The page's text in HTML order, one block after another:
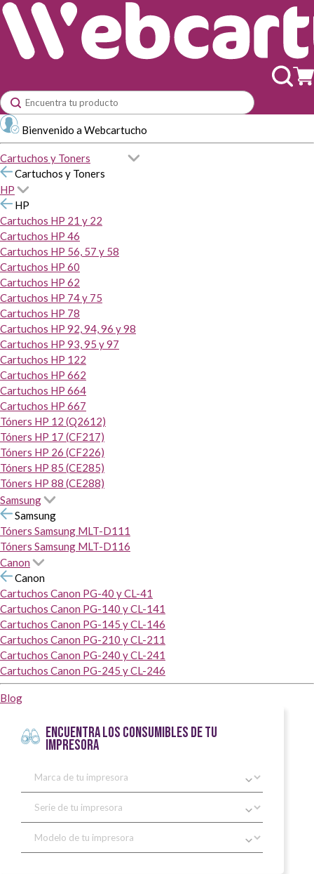
Bienvenido a Webcartucho
Cartuchos y Toners
Cartuchos y Toners
HP
HP
Cartuchos HP 21 y 22
Cartuchos HP 46
Cartuchos HP 56, 57 y 58
Cartuchos HP 60
Cartuchos HP 62
Cartuchos HP 74 y 75
Cartuchos HP 78
Cartuchos HP 92, 94, 96 y 98
Cartuchos HP 93, 95 y 97
Cartuchos HP 122
Cartuchos HP 662
Cartuchos HP 664
Cartuchos HP 667
Tóners HP 12 (Q2612)
Tóners HP 17 (CF217)
Tóners HP 26 (CF226)
Tóners HP 85 (CE285)
Tóners HP 88 (CE288)
Samsung
Samsung
Tóners Samsung MLT-D111
Tóners Samsung MLT-D116
Canon
Canon
Cartuchos Canon PG-40 y CL-41
Cartuchos Canon PG-140 y CL-141
Cartuchos Canon PG-145 y CL-146
Cartuchos Canon PG-210 y CL-211
Cartuchos Canon PG-240 y CL-241
Cartuchos Canon PG-245 y CL-246
Blog
ENCUENTRA LOS CONSUMIBLES DE TU
IMPRESORA